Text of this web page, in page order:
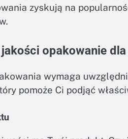
zyskują na
opakowanie
wymaga
pomoże Ci podjąć